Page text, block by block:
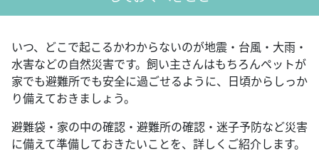
いつ、どこで起こるかわからないのが地震・台風・大雨・
水害などの自然災害です。飼い主さんはもちろんペットが
家でも避難所でも安全に過ごせるように、日頃からしっか
り備えておきましょう。
避難袋・家の中の確認・避難所の確認・迷子予防など災害
に備えて準備しておきたいことを、詳しくご紹介します。